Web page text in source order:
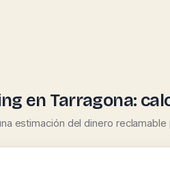
en Tarragona:
estimación del dinero